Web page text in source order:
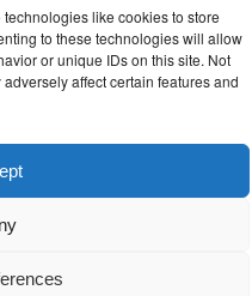
like cookies to store
to these technologies will allow
or unique IDs on this site. Not
affect certain features and
WordPress